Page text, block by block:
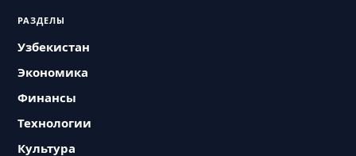
РАЗДЕЛЫ
Узбекистан
Экономика
Финансы
Технологии
Культура